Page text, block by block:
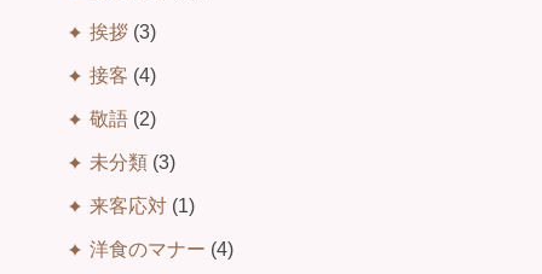
挨拶 (3)
接客 (4)
敬語 (2)
未分類 (3)
来客応対 (1)
洋食のマナー (4)